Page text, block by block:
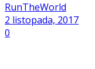
RunTheWorld
2 listopada, 2017
0